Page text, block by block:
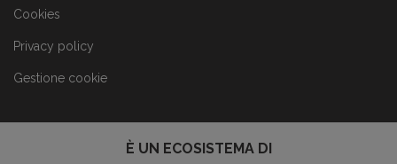
Cookies
Privacy policy
Gestione cookie
È UN ECOSISTEMA DI